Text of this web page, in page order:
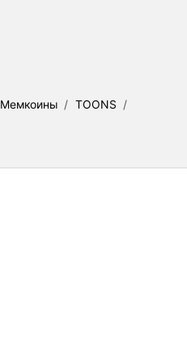
Мемкоины / TOONS /